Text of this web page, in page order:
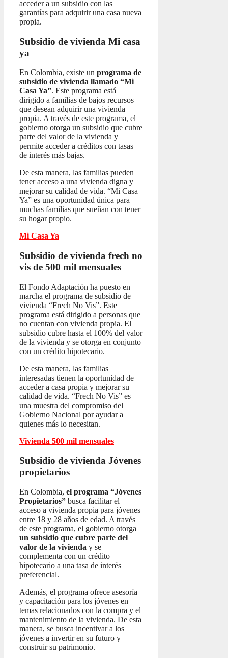
acceder a un subsidio con las
garantías para adquirir una casa nueva
propia.
Subsidio de vivienda Mi casa
ya
En Colombia, existe un programa de
subsidio de vivienda llamado “Mi
Casa Ya”. Este programa está
dirigido a familias de bajos recursos
que desean adquirir una vivienda
propia. A través de este programa, el
gobierno otorga un subsidio que cubre
parte del valor de la vivienda y
permite acceder a créditos con tasas
de interés más bajas.
De esta manera, las familias pueden
tener acceso a una vivienda digna y
mejorar su calidad de vida. “Mi Casa
Ya” es una oportunidad única para
muchas familias que sueñan con tener
su hogar propio.
Mi Casa Ya
Subsidio de vivienda frech no
vis de 500 mil mensuales
El Fondo Adaptación ha puesto en
marcha el programa de subsidio de
vivienda “Frech No Vis”. Este
programa está dirigido a personas que
no cuentan con vivienda propia. El
subsidio cubre hasta el 100% del valor
de la vivienda y se otorga en conjunto
con un crédito hipotecario.
De esta manera, las familias
interesadas tienen la oportunidad de
acceder a casa propia y mejorar su
calidad de vida. “Frech No Vis” es
una muestra del compromiso del
Gobierno Nacional por ayudar a
quienes más lo necesitan.
Vivienda 500 mil mensuales
Subsidio de vivienda Jóvenes
propietarios
En Colombia, el programa “Jóvenes
Propietarios” busca facilitar el
acceso a vivienda propia para jóvenes
entre 18 y 28 años de edad. A través
de este programa, el gobierno otorga
un subsidio que cubre parte del
valor de la vivienda y se
complementa con un crédito
hipotecario a una tasa de interés
preferencial.
Además, el programa ofrece asesoría
y capacitación para los jóvenes en
temas relacionados con la compra y el
mantenimiento de la vivienda. De esta
manera, se busca incentivar a los
jóvenes a invertir en su futuro y
construir su patrimonio.